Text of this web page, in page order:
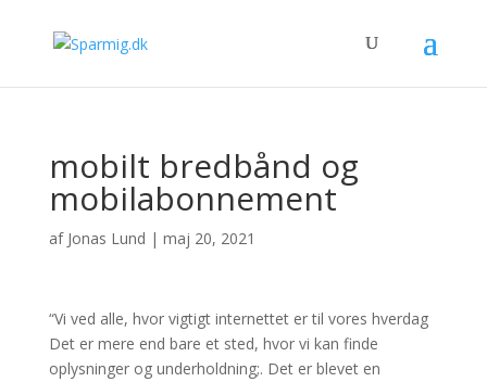
mobilt bredbånd og
mobilabonnement
af Jonas Lund | maj 20, 2021
“Vi ved alle, hvor vigtigt internettet er til vores hverdag
Det er mere end bare et sted, hvor vi kan finde
oplysninger og underholdning;. Det er blevet en